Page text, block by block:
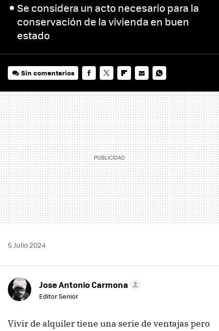
Se considera un acto necesario para la
conservación de la vivienda en buen
estado
Sin comentarios
MAIL
5 Julio 2024
Jose Antonio Carmona
Editor Senior
Vivir de alquiler tiene una serie de ventajas pero